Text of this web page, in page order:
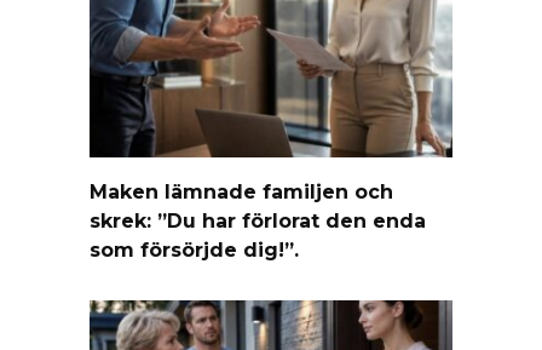
Maken lämnade familjen och
skrek: ”Du har förlorat den enda
som försörjde dig!”.